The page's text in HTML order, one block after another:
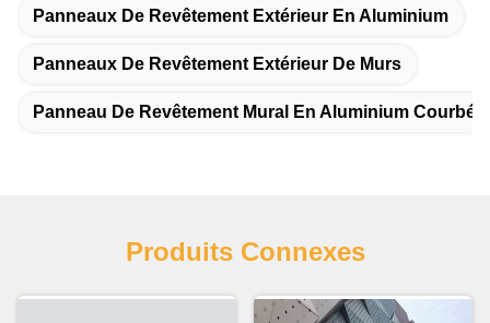
Panneaux De Revêtement Extérieur En Aluminium
Panneaux De Revêtement Extérieur De Murs
Panneau De Revêtement Mural En Aluminium Courbé
Produits Connexes